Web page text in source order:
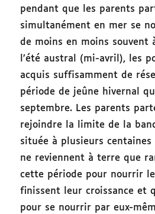
pendant que les parents
simultanément en mer se
de moins en moins souvent
l’été austral (mi-avril), les
acquis suffisamment de
période de jeûne hivernal
septembre. Les parents
rejoindre la limite de la
située à plusieurs
ne reviennent à terre que
cette période pour nourrir
finissent leur croissance et
pour se nourrir par eux-